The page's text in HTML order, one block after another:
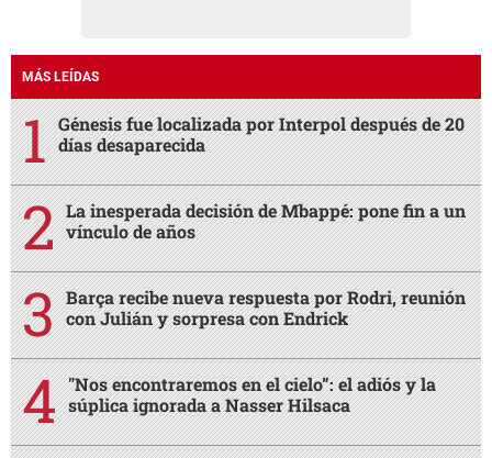
MÁS LEÍDAS
Génesis fue localizada por Interpol después de 20
días desaparecida
La inesperada decisión de Mbappé: pone fin a un
vínculo de años
Barça recibe nueva respuesta por Rodri, reunión
con Julián y sorpresa con Endrick
"Nos encontraremos en el cielo”: el adiós y la
súplica ignorada a Nasser Hilsaca